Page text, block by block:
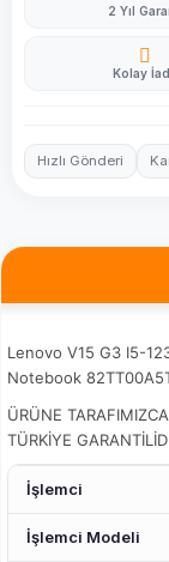
2 Yıl
Kolay
Hızlı Gönderi
Lenovo V15 G3 I5-
Notebook
ÜRÜNE
TÜRKİYE
İşlemci
İşlemci Modeli